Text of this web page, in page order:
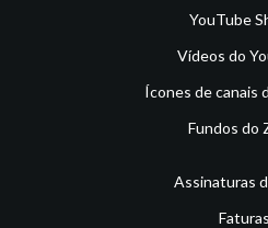
YouTube
Vídeos do
Ícones de canais
Fundos do
Assinaturas
Faturas